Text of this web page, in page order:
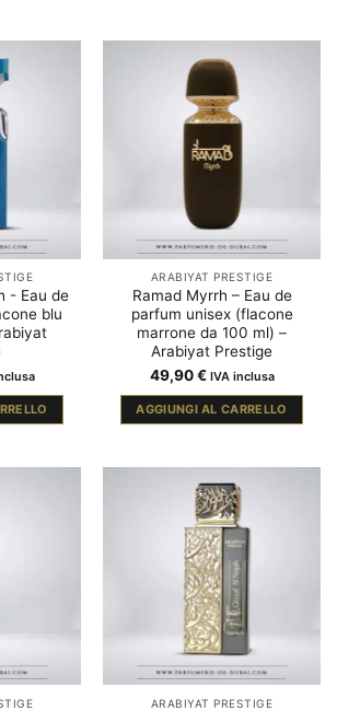
- Eau de
blu
ARABIYAT PRESTIGE
Ramad Myrrh – Eau de
parfum unisex (flacone
marrone da 100 ml) –
Arabiyat Prestige
49,90€ IVA inclusa
AGGIUNGI AL CARRELLO
ARABIYAT PRESTIGE